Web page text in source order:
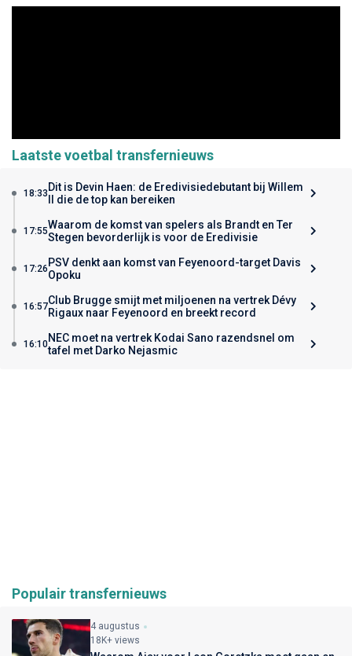
Laatste voetbal transfernieuws
18:33 Dit is Devin Haen: de Eredivisiedebutant bij Willem
II die de top kan bereiken
17:55Waarom de komst van spelers als Brandt en Ter
Stegen bevorderlijk is voor de Eredivisie
17:26 PSV denkt aan komst van Feyenoord-target Davis
Opoku
16:57Club Brugge smijt met miljoenen na vertrek Dévy
Rigaux naar Feyenoord en breekt record
16:10NEC moet na vertrek Kodai Sano razendsnel om
tafel met Darko Nejasmic
Populair transfernieuws
4 augustus
18K+ views